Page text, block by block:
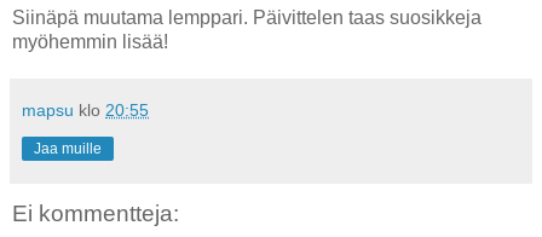
Siinäpä muutama lemppari. Päivittelen taas suosikkeja
myöhemmin lisää!
mapsu klo 20:55
Jaa muille
Ei kommentteja: